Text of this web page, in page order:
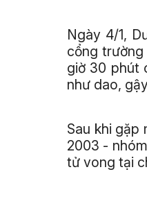
Ngày 4/1,
cổng trường
giờ 30 phút
như dao,
Sau khi gặp
2003 -
tử vong tại